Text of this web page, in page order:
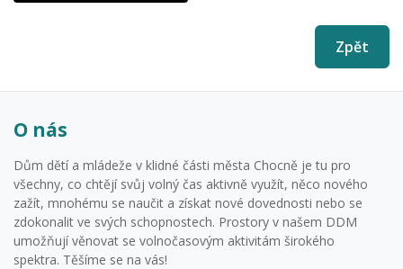
Zpět
O nás
Dům dětí a mládeže v klidné části města Chocně je tu pro
všechny, co chtějí svůj volný čas aktivně využít, něco nového
zažít, mnohému se naučit a získat nové dovednosti nebo se
zdokonalit ve svých schopnostech. Prostory v našem DDM
umožňují věnovat se volnočasovým aktivitám širokého
spektra. Těšíme se na vás!